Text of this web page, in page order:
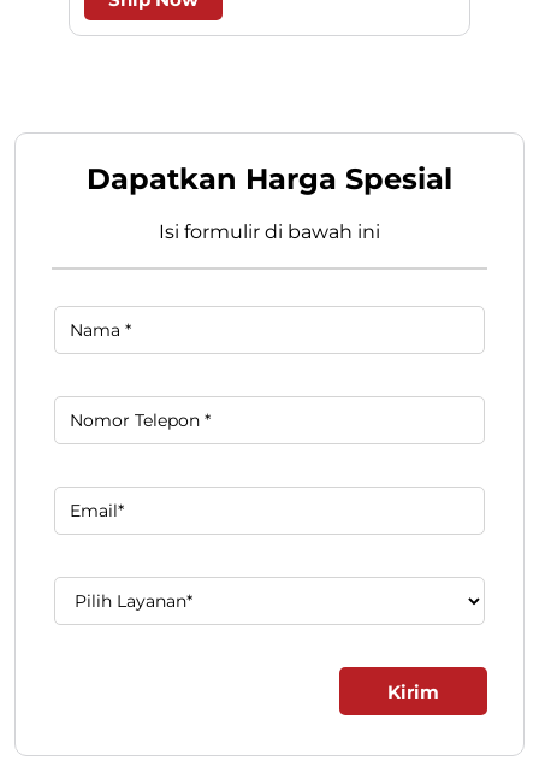
Dapatkan Harga Spesial
Isi formulir di bawah ini